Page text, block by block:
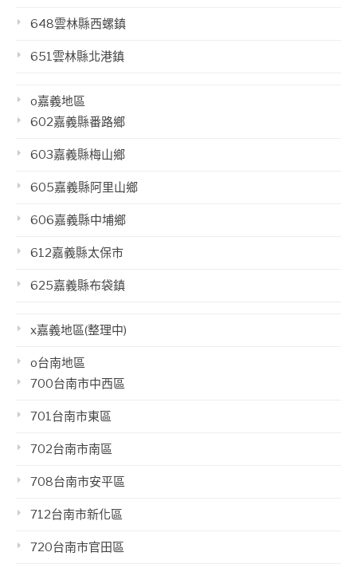
648雲林縣西螺鎮
651雲林縣北港鎮
o嘉義地區
602嘉義縣番路鄉
603嘉義縣梅山鄉
605嘉義縣阿里山鄉
606嘉義縣中埔鄉
612嘉義縣太保市
625嘉義縣布袋鎮
x嘉義地區(整理中)
o台南地區
700台南市中西區
701台南市東區
702台南市南區
708台南市安平區
712台南市新化區
720台南市官田區